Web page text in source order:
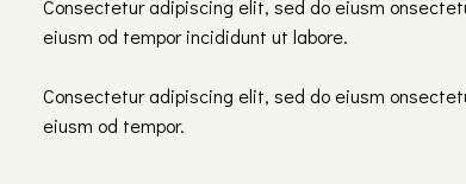
Consectetur adipiscing elit, sed do eiusm
eiusm od tempor incididunt ut labore.
Consectetur adipiscing elit, sed do eiusm
eiusm od tempor.